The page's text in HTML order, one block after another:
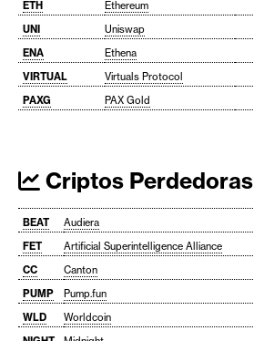
ETH
Ethereum
UNI
Uniswap
ENA
Ethena
VIRTUAL
Virtuals Protocol
PAXG
PAX Gold
Criptos Perdedoras
BEAT Audiera
FET
Artificial Superintelligence Alliance
CC
Canton
PUMP
Pump.fun
WLD
Worldcoin